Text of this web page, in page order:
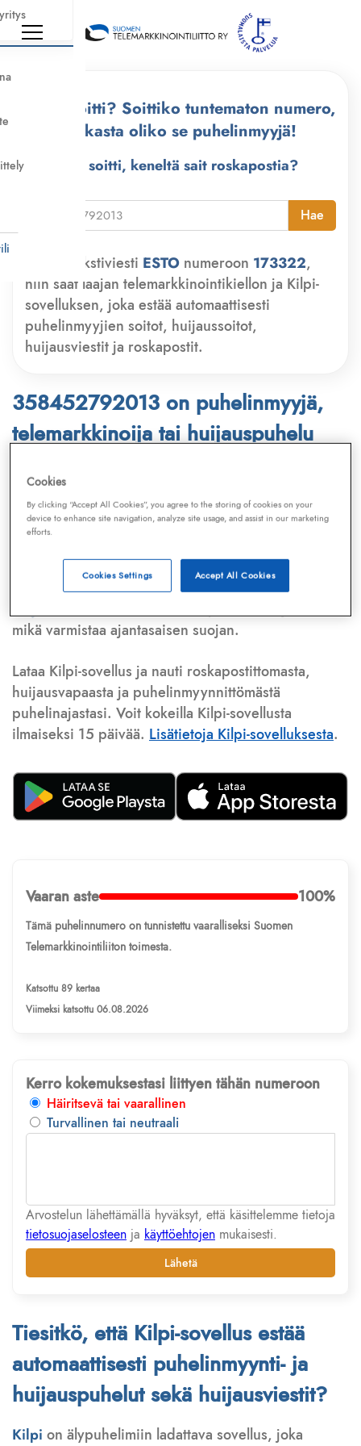
Kuka soitti? Soittiko tuntematon numero,
tarkasta oliko se puhelinmyyjä!
Kuka soitti, keneltä sait roskapostia?
Hae
Lähetä tekstiviesti ESTO numeroon 173322,
niin saat laajan telemarkkinointikiellon ja Kilpi-
sovelluksen, joka estää automaattisesti
puhelinmyyjien soitot, huijaussoitot,
huijausviestit ja roskapostit.
358452792013 on puhelinmyyjä,
telemarkkinoija tai huijauspuhelu
Puhelinnumero
Telemarkkinointiliiton jaKilpi-sovelluksen
tietokannasta, joka kattaa satoja tuhansia
Lisäksi tunnistamme automaattisesti, jos kyseessä on
puhelinhuijarin numero, sähköpostiosoitetai
huijausviesti. Tietokantaamme päivitetään jatkuvasti,
mikä varmistaa ajantasaisen suojan.
Lataa Kilpi-sovellus ja nauti roskapostittomasta,
huijausvapaasta ja puhelinmyynnittömästä
puhelinajastasi. Voit kokeilla Kilpi-sovellusta
ilmaiseksi 15 päivää. Lisätietoja Kilpi-sovelluksesta.
Vaaran aste 100%
Tämä puhelinnumero on tunnistettu vaaralliseksi Suomen
Telemarkkinointiliiton toimesta.
Katsottu 89 kertaa
Viimeksi katsottu 06.08.2026
Kerro kokemuksestasi liittyen tähän numeroon
Häiritsevä tai vaarallinen
Turvallinen tai neutraali
Arvostelun lähettämällä hyväksyt, että käsittelemme tietoja
tietosuojaselosteen ja käyttöehtojen mukaisesti.
Lähetä
Tiesitkö, että Kilpi-sovellus estää
automaattisesti puhelinmyynti- ja
huijauspuhelut sekä huijausviestit?
Kilpi on älypuhelimiin ladattava sovellus, joka
Cookies
By clicking “Accept All Cookies”, you agree to the storing of cookies on your
device to enhance site navigation, analyze site usage, and assist in our marketing
efforts.
Accept All Cookies
Cookies Settings